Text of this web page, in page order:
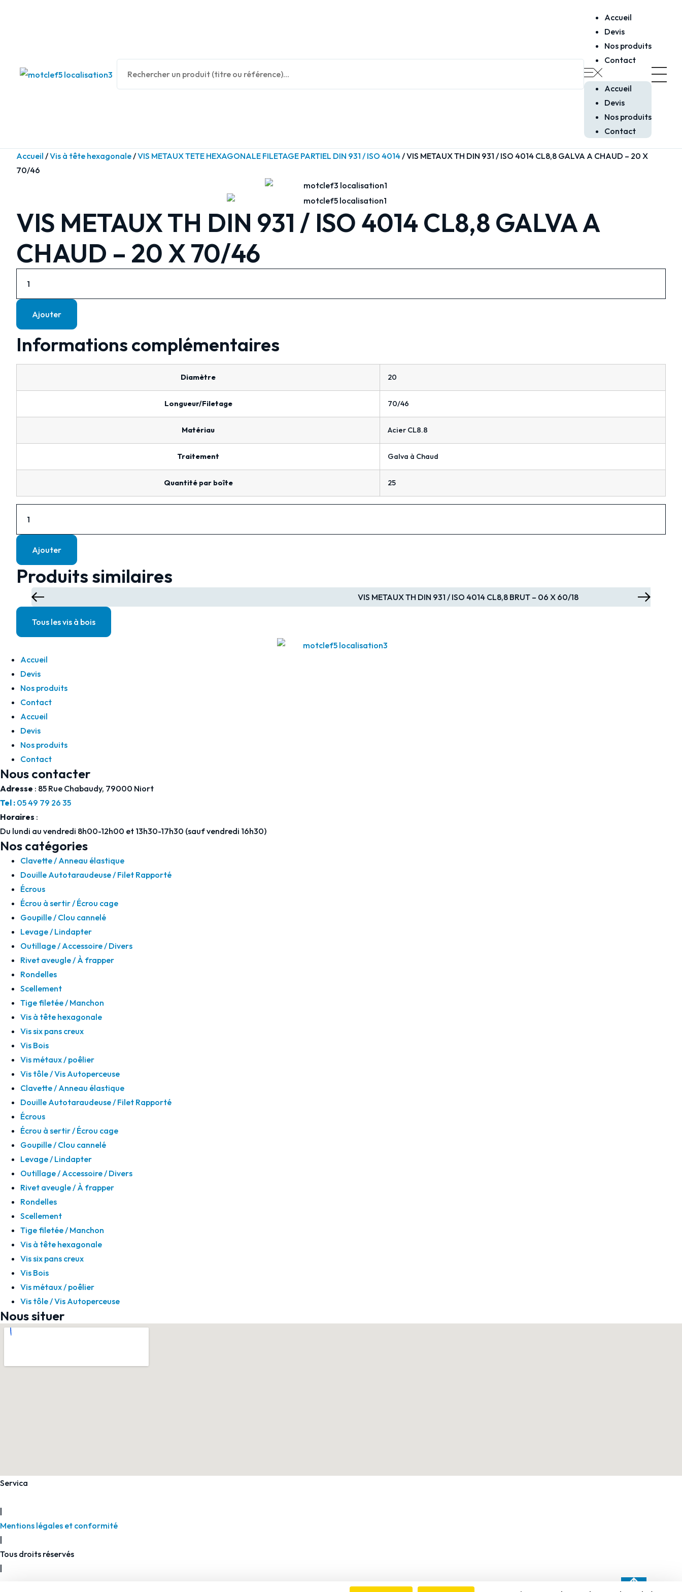
Accueil
Devis
Nos produits
Contact
Accueil
Devis
Nos produits
Contact
Accueil /Vis à tête hexagonale/VIS METAUX TETE HEXAGONALE FILETAGE PARTIEL DIN 931 / ISO 4014/ VIS METAUX TH DIN 931 / ISO 4014 CL8,8 GALVA A CHAUD – 20 X
70/46
VIS METAUX TH DIN 931 / ISO 4014 CL8,8 GALVA A
CHAUD – 20 X 70/46
Ajouter
Informations complémentaires
Diamètre 20
Longueur/Filetage 70/46
Matériau Acier CL8.8
Traitement Galva à Chaud
Quantité par boîte 25
Ajouter
Produits similaires
VIS METAUX TH DIN 931 / ISO 4014 CL8,8 BRUT – 06 X 60/18
Tous les vis à bois
Accueil
Devis
Nos produits
Contact
Accueil
Devis
Nos produits
Contact
Nous contacter
Adresse : 85 Rue Chabaudy, 79000 Niort
Tel : 05 49 79 26 35
Horaires :
Du lundi au vendredi 8h00-12h00 et 13h30-17h30 (sauf vendredi 16h30)
Nos catégories
Clavette / Anneau élastique
Douille Autotaraudeuse / Filet Rapporté
Écrous
Écrou à sertir / Écrou cage
Goupille / Clou cannelé
Levage / Lindapter
Outillage / Accessoire / Divers
Rivet aveugle / À frapper
Rondelles
Scellement
Tige filetée / Manchon
Vis à tête hexagonale
Vis six pans creux
Vis Bois
Vis métaux / poêlier
Vis tôle / Vis Autoperceuse
Clavette / Anneau élastique
Douille Autotaraudeuse / Filet Rapporté
Écrous
Écrou à sertir / Écrou cage
Goupille / Clou cannelé
Levage / Lindapter
Outillage / Accessoire / Divers
Rivet aveugle / À frapper
Rondelles
Scellement
Tige filetée / Manchon
Vis à tête hexagonale
Vis six pans creux
Vis Bois
Vis métaux / poêlier
Vis tôle / Vis Autoperceuse
Nous situer
Servica
Mentions légales et conformité
Tous droits réservés